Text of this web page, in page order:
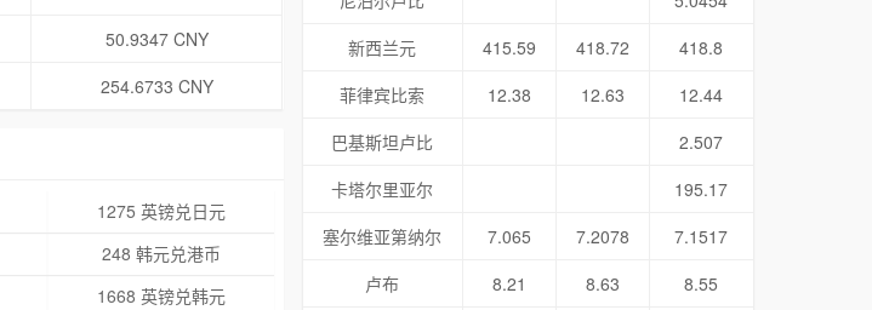
50.9347 CNY
254.6733 CNY
1275 英镑兑日元
248 韩元兑港币
1668 英镑兑韩元
新西兰元
415.59 418.72
418.8
菲律宾比索
12.38 12.63
12.44
巴基斯坦卢比
2.507
卡塔尔里亚尔
195.17
塞尔维亚第纳尔
7.065 7.2078
7.1517
卢布
8.21 8.63
8.55